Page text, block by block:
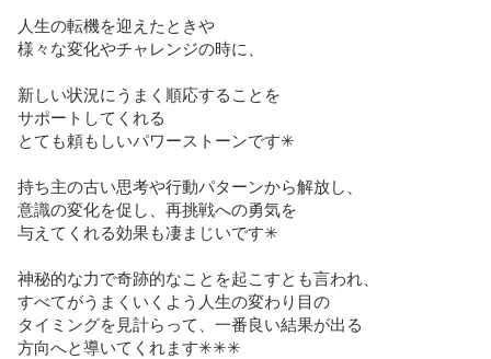
人生の転機を迎えたときや
様々な変化やチャレンジの時に、
新しい状況にうまく順応することを
サポートしてくれる
とても頼もしいパワーストーンです✳︎
持ち主の古い思考や行動パターンから解放し、
意識の変化を促し、再挑戦への勇気を
与えてくれる効果も凄まじいです✳︎
神秘的な力で奇跡的なことを起こすとも言われ、
すべてがうまくいくよう人生の変わり目の
タイミングを見計らって、一番良い結果が出る
方向へと導いてくれます✳︎✳︎✳︎